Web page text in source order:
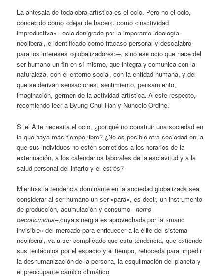
La antesala de toda obra artística es el ocio. Pero no el ocio,
concebido como «dejar de hacer», como «inactividad
improductiva» –ocio denigrado por la imperante ideología
neoliberal, e identificado como fracaso personal y descalabro
para los intereses «globalizadores»–, sino ese ocio que hace del
ser humano un fin en sí mismo, que integra y comunica con la
naturaleza, con el entorno social, con la entidad humana, y del
que se derivan sensaciones, sentimiento, pensamiento,
imaginación, germen de la actividad artística. A este respecto,
recomiendo leer a Byung Chul Han y Nunccio Ordine.
Si el Arte necesita el ocio, ¿por qué no construir una sociedad en
la que haya más tiempo libre? ¿No es posible otra sociedad en la
que sus individuos no estén sometidos a los horarios de la
extenuación, a los calendarios laborales de la esclavitud y a la
salud personal del infarto y el estrés?
Mientras la tendencia dominante en la sociedad globalizada sea
considerar al ser humano un ser «para», es decir, un instrumento
de producción, acumulación y consumo –homo
oeconomicus–,cuya sinergia es aprovechada por la «mano
invisible» del mercado para enriquecer a la élite del sistema
neoliberal, va a ser complicado que esta tendencia, que extiende
sus tentáculos por el espacio y el tiempo, retroceda para impedir
la deshumanización de la persona, la esquilmación del planeta y
el preocupante cambio climático.